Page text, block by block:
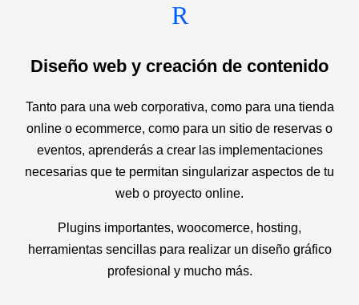
R
Diseño web y creación de contenido
Tanto para una web corporativa, como para una tienda
online o ecommerce, como para un sitio de reservas o
eventos, aprenderás a crear las implementaciones
necesarias que te permitan singularizar aspectos de tu
web o proyecto online.
Plugins importantes, woocomerce, hosting,
herramientas sencillas para realizar un diseño gráfico
profesional y mucho más.